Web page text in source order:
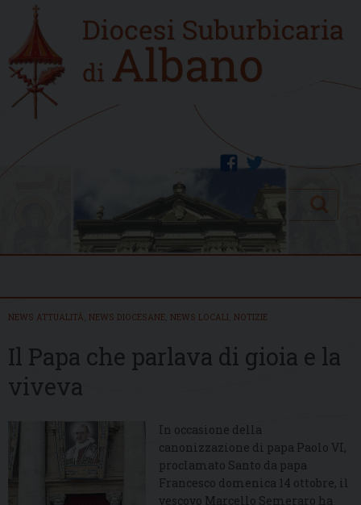
content
Home
new
twitter
facebook
Search
NEWS ATTUALITÀ NEWS DIOCESANE NEWS LOCALI NOTIZIE
Il Papa che parlava di gioia e la
viveva
In occasione della
canonizzazione di papa Paolo VI,
proclamato Santo da papa
Francesco domenica 14 ottobre, il
vescovo Marcello Semeraro ha